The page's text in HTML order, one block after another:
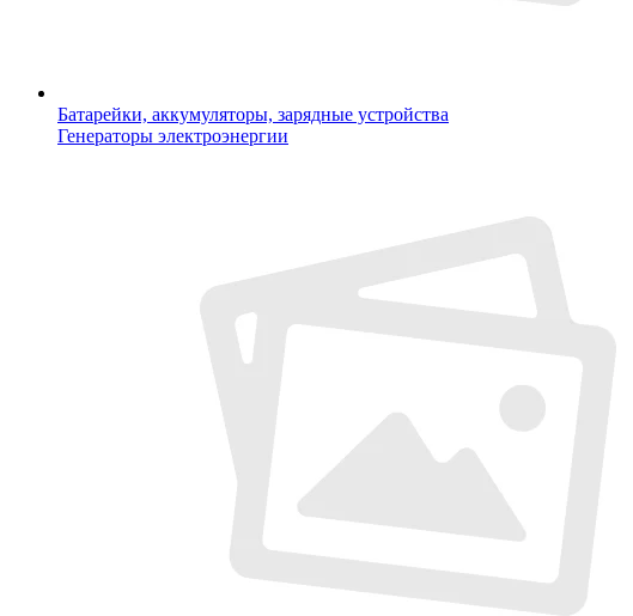
Батарейки, аккумуляторы, зарядные устройства
Генераторы электроэнергии